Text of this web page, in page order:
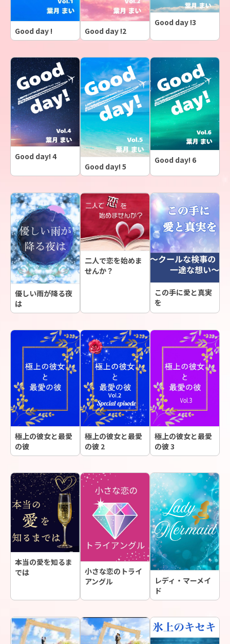
Good day ! Good day !2
Good day !3
Good day! 4
Good day! 5
Good day! 6
優しい雨が降る夜
は
二人で恋を始めま
せんか？
この手に愛と真実
を
極上の彼女と最愛
の彼
極上の彼女と最愛
の彼 2
極上の彼女と最愛
の彼 3
本当の愛を知るま
では
小さな恋のトライ
アングル
レディ・マーメイ
ド